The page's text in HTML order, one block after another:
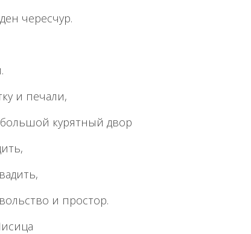
чересчур.
и печали,
курятный двор
и простор.